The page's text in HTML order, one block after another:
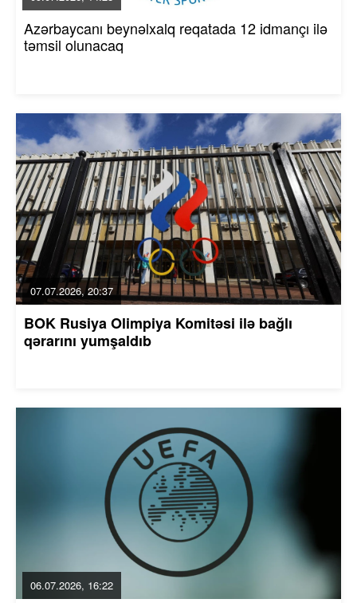
Azərbaycanı beynəlxalq reqatada 12 idmançı ilə
təmsil olunacaq
07.07.2026, 20:37
BOK Rusiya Olimpiya Komitəsi ilə bağlı
qərarını yumşaldıb
06.07.2026, 16:22